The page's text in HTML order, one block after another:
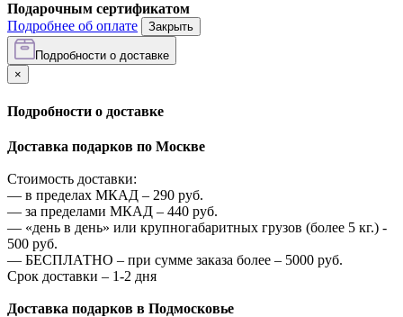
Подарочным сертификатом
Подробнее об оплате
Закрыть
Подробности о доставке
×
Подробности о доставке
Доставка подарков по Москве
Стоимость доставки:
— в пределах МКАД – 290 руб.
— за пределами МКАД – 440 руб.
— «день в день» или крупногабаритных грузов (более 5 кг.) -
500 руб.
— БЕСПЛАТНО – при сумме заказа более – 5000 руб.
Срок доставки – 1-2 дня
Доставка подарков в Подмосковье